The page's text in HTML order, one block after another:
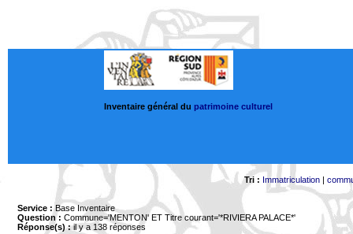
Inventaire général du patrimoine culturel
Tri : Immatriculation|
Service : Base Inventaire
Question : Commune='MENTON' ET Titre courant='*RIVIERA PALACE*'
Réponse(s) :il y a 138 réponses